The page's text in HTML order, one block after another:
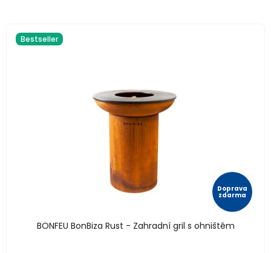
Bestseller
Doprava
zdarma
BONFEU BonBiza Rust - Zahradní gril s ohništěm